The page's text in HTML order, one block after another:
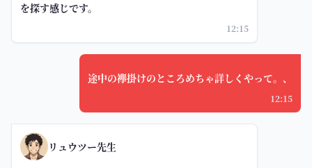
を探す感じです。
12:15
途中の襷掛けのところめちゃ詳しくやって。、
12:15
リュウツー先生